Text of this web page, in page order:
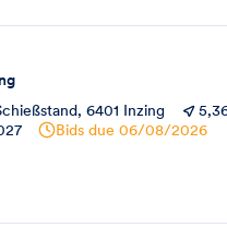
6401 Inzing
Bids due 06/08/2026